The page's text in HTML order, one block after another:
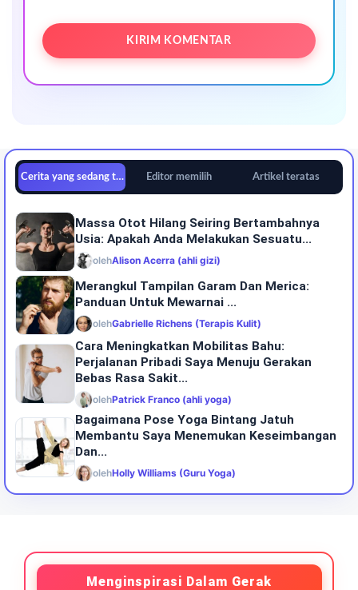
Cerita yang sedang tren Editor memilih Artikel teratas
Massa Otot Hilang Seiring Bertambahnya
Usia: Apakah Anda Melakukan Sesuatu...
olehAlison Acerra (ahli gizi)
Merangkul Tampilan Garam Dan Merica:
Panduan Untuk Mewarnai ...
olehGabrielle Richens (Terapis Kulit)
Cara Meningkatkan Mobilitas Bahu:
Perjalanan Pribadi Saya Menuju Gerakan
Bebas Rasa Sakit...
olehPatrick Franco (ahli yoga)
Bagaimana Pose Yoga Bintang Jatuh
Membantu Saya Menemukan Keseimbangan
Dan...
olehHolly Williams (Guru Yoga)
Menginspirasi Dalam Gerak